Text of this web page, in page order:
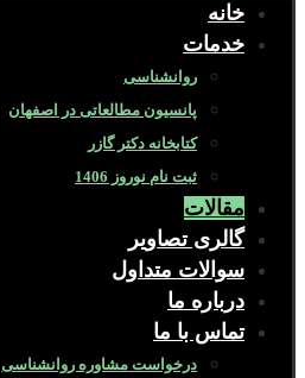
خانه
خدمات
روانشناسی
پانسیون مطالعاتی در اصفهان
کتابخانه دکتر گازر
ثبت نام نوروز 1406
مقالات
گالری تصاویر
سوالات متداول
درباره ما
تماس با ما
درخواست مشاوره روانشناسی